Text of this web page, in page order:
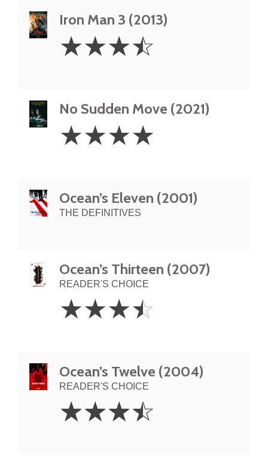
Iron Man 3 (2013)
3.5
Stars
☆☆☆☆
No Sudden Move (2021)
Stars
☆☆☆☆
Ocean’s Eleven (2001)
THE DEFINITIVES
Ocean’s Thirteen (2007)
READER'S CHOICE
3.5
Stars
☆☆☆☆
Ocean’s Twelve (2004)
READER'S CHOICE
3.5
Stars
☆☆☆☆